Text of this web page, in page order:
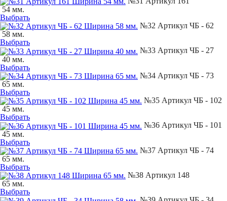
54 мм.
Выбрать
№32 Артикул ЧБ - 62
58 мм.
Выбрать
№33 Артикул ЧБ - 27
40 мм.
Выбрать
№34 Артикул ЧБ - 73
65 мм.
Выбрать
№35 Артикул ЧБ - 102
45 мм.
Выбрать
№36 Артикул ЧБ - 101
45 мм.
Выбрать
№37 Артикул ЧБ - 74
65 мм.
Выбрать
№38 Артикул 148
65 мм.
Выбрать